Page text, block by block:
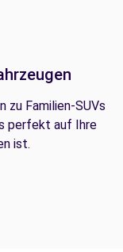
Familien-SUVs
perfekt auf Ihre
ist.